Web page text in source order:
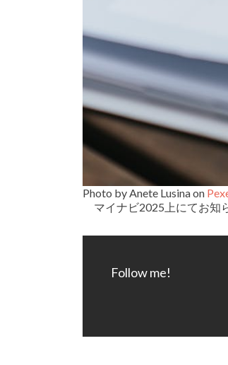
Photo by Anete Lusina on
マイナビ2025上にてお知
Follow me!